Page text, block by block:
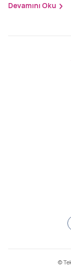
Devamını Oku
©